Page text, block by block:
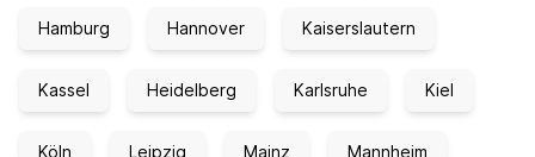
Hamburg Hannover Kaiserslautern
Kassel Heidelberg Karlsruhe Kiel
Köln Leipzig Mainz Mannheim